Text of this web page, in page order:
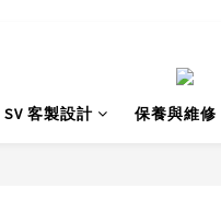
SV 客製設計 保養與維修